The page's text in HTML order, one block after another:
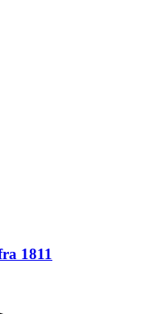
1811